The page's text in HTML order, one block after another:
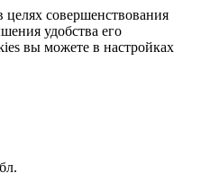
целях совершенствования
удобства его
вы можете в настройках